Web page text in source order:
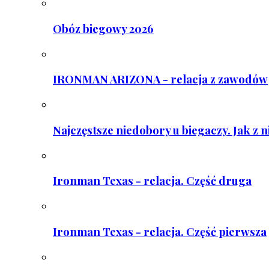
Obóz biegowy 2026
IRONMAN ARIZONA - relacja z zawodów
Najczęstsze niedobory u biegaczy. Jak z
Ironman Texas - relacja. Część druga
Ironman Texas - relacja. Część pierwsza